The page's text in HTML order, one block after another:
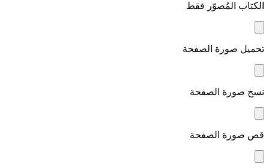
الكتاب المُصوّر فقط
تحميل صورة الصفحة
نسخ صورة الصفحة
قص صورة الصفحة